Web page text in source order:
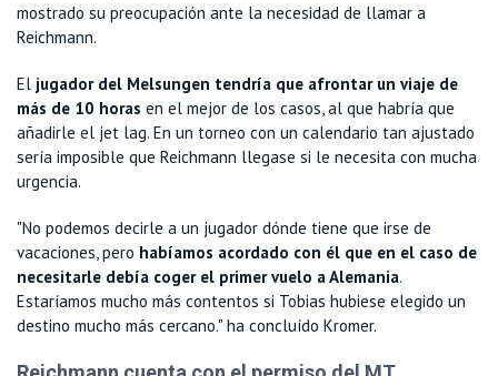
mostrado su preocupación ante la necesidad de llamar a
Reichmann.
El jugador del Melsungen tendría que afrontar un viaje de
más de 10 horas en el mejor de los casos, al que habría que
añadirle el jet lag. En un torneo con un calendario tan ajustado
sería imposible que Reichmann llegase si le necesita con mucha
urgencia.
"No podemos decirle a un jugador dónde tiene que irse de
vacaciones, pero habíamos acordado con él que en el caso de
necesitarle debía coger el primer vuelo a Alemania.
Estaríamos mucho más contentos si Tobias hubiese elegido un
destino mucho más cercano." ha concluído Kromer.